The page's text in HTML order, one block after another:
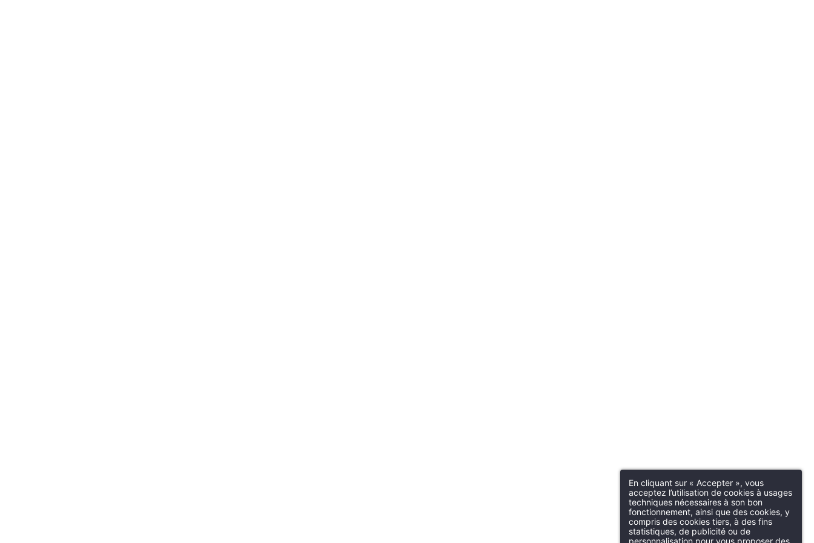
En cliquant sur « Accepter », vous
acceptez l’utilisation de cookies à usages
techniques nécessaires à son bon
fonctionnement, ainsi que des cookies, y
compris des cookies tiers, à des fins
statistiques, de publicité ou de
personnalisation pour vous proposer des